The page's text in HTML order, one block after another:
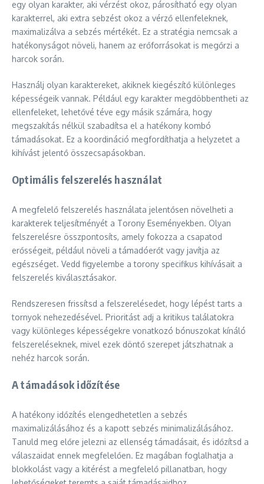
egy olyan karakter, aki vérzést okoz, párosítható egy olyan
karakterrel, aki extra sebzést okoz a vérző ellenfeleknek,
maximalizálva a sebzés mértékét. Ez a stratégia nemcsak a
hatékonyságot növeli, hanem az erőforrásokat is megőrzi a
harcok során.
Használj olyan karaktereket, akiknek kiegészítő különleges
képességeik vannak. Például egy karakter megdöbbentheti az
ellenfeleket, lehetővé téve egy másik számára, hogy
megszakítás nélkül szabadítsa el a hatékony kombó
támadásokat. Ez a koordináció megfordíthatja a helyzetet a
kihívást jelentő összecsapásokban.
Optimális felszerelés használat
A megfelelő felszerelés használata jelentősen növelheti a
karakterek teljesítményét a Torony Eseményekben. Olyan
felszerelésre összpontosíts, amely fokozza a csapatod
erősségeit, például növeli a támadóerőt vagy javítja az
egészséget. Vedd figyelembe a torony specifikus kihívásait a
felszerelés kiválasztásakor.
Rendszeresen frissítsd a felszerelésedet, hogy lépést tarts a
tornyok nehezedésével. Prioritást adj a kritikus találatokra
vagy különleges képességekre vonatkozó bónuszokat kínáló
felszereléseknek, mivel ezek döntő szerepet játszhatnak a
nehéz harcok során.
A támadások időzítése
A hatékony időzítés elengedhetetlen a sebzés
maximalizálásához és a kapott sebzés minimalizálásához.
Tanuld meg előre jelezni az ellenség támadásait, és időzítsd a
válaszaidat ennek megfelelően. Ez magában foglalhatja a
blokkolást vagy a kitérést a megfelelő pillanatban, hogy